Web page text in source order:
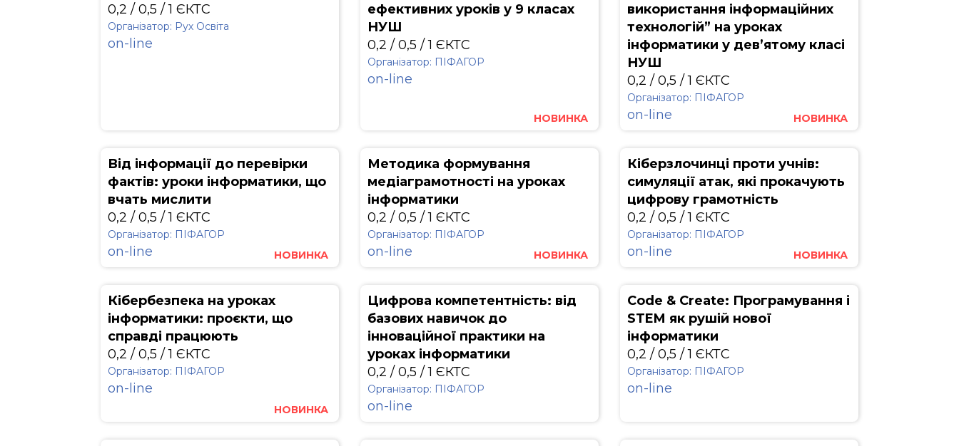
0,2 / 0,5 / 1 ЄКТС
Організатор: Рух Освіта
on-line
ефективних уроків у 9 класах
НУШ
0,2 / 0,5 / 1 ЄКТС
Організатор: ПІФАГОР
on-line
НОВИНКА
використання інформаційних
технологій” на уроках
інформатики у дев’ятому класі
НУШ
0,2 / 0,5 / 1 ЄКТС
Організатор: ПІФАГОР
on-line НОВИНКА
Від інформації до перевірки
фактів: уроки інформатики, що
вчать мислити
0,2 / 0,5 / 1 ЄКТС
Організатор: ПІФАГОР
on-line НОВИНКА
Методика формування
медіаграмотності на уроках
інформатики
0,2 / 0,5 / 1 ЄКТС
Організатор: ПІФАГОР
on-line НОВИНКА
Кіберзлочинці проти учнів:
симуляції атак, які прокачують
цифрову грамотність
0,2 / 0,5 / 1 ЄКТС
Організатор: ПІФАГОР
on-line НОВИНКА
Кібербезпека на уроках
інформатики: проєкти, що
справді працюють
0,2 / 0,5 / 1 ЄКТС
Організатор: ПІФАГОР
on-line
НОВИНКА
Цифрова компетентність: від
базових навичок до
інноваційної практики на
уроках інформатики
0,2 / 0,5 / 1 ЄКТС
Організатор: ПІФАГОР
on-line
Code & Create: Програмування і
STEM як рушій нової
інформатики
0,2 / 0,5 / 1 ЄКТС
Організатор: ПІФАГОР
on-line